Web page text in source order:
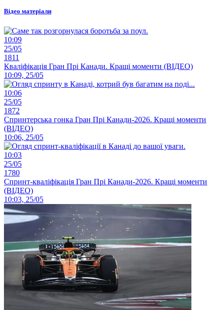
Відео матеріали
10:09
25/05
1811
Кваліфікація Гран Прі Канади. Кращі моменти (ВІДЕО)
10:09, 25/05
10:06
25/05
1872
Спринтерська гонка Гран Прі Канади-2026. Кращі моменти
(ВІДЕО)
10:06, 25/05
10:03
25/05
1780
Спринт-кваліфікація Гран Прі Канади-2026. Кращі моменти
(ВІДЕО)
10:03, 25/05